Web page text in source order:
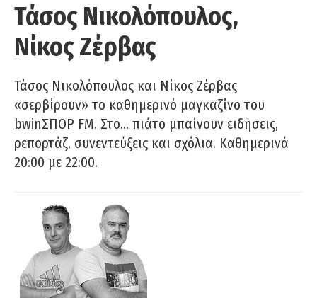
Τάσος Νικολόπουλος,
Νίκος Ζέρβας
Τάσος Νικολόπουλος και Νίκος Ζέρβας
«σερβίρουν» το καθημερινό μαγκαζίνο του
bwinΣΠΟΡ FM. Στο… πιάτο μπαίνουν ειδήσεις,
ρεπορτάζ, συνεντεύξεις και σχόλια. Καθημερινά
20:00 με 22:00.